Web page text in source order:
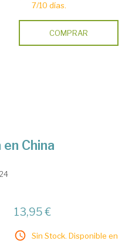
7/10 días.
COMPRAR
China
13,95 €
Sin Stock. Disponible en